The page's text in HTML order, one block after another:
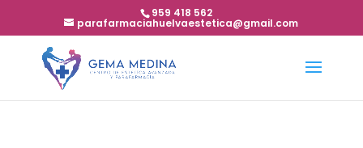
959 418 562
parafarmaciahuelvaestetica@gmail.com